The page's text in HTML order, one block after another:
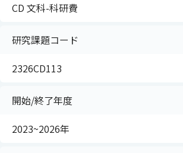
CD 文科-科研費
研究課題コード
2326CD113
開始/終了年度
2023~2026年